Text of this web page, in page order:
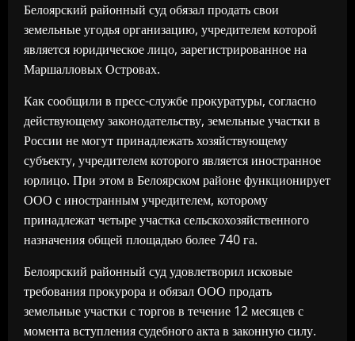
Белоярский районный суд обязал продать свои
земельные угодья организацию, учредителем которой
является юридическое лицо, зарегистрированное на
Маршалловых Островах.
Как сообщили в пресс-службе прокуратуры, согласно
действующему законодательству, земельные участки в
России не могут принадлежать хозяйствующему
субъекту, учредителем которого является иностранное
юрлицо. При этом в Белоярском районе функционирует
ООО с иностранным учредителем, которому
принадлежат четыре участка сельскохозяйственного
назначения общей площадью более 740 га.
Белоярский районный суд удовлетворил исковые
требования прокурора и обязал ООО продать
земельные участки с торгов в течение 12 месяцев с
момента вступления судебного акта в законную силу.